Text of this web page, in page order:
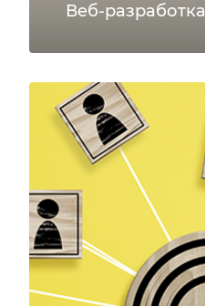
Веб-разработка